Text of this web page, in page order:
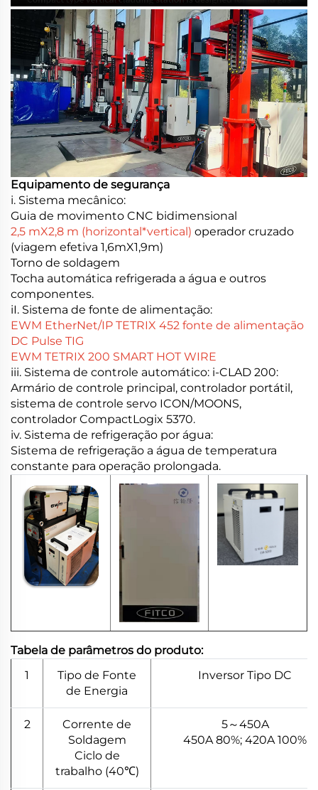
Equipamento de segurança
i. Sistema mecânico:
Guia de movimento CNC bidimensional
2,5 mX2,8 m (horizontal*vertical) operador cruzado
(viagem efetiva 1,6mX1,9m)
Torno de soldagem
Tocha automática refrigerada a água e outros
componentes.
iI. Sistema de fonte de alimentação:
EWM EtherNet/IP TETRIX 452 fonte de alimentação
DC Pulse TIG
EWM TETRIX 200 SMART HOT WIRE
iii. Sistema de controle automático: i-CLAD 200:
Armário de controle principal, controlador portátil,
sistema de controle servo ICON/MOONS,
controlador CompactLogix 5370.
iv. Sistema de refrigeração por água:
Sistema de refrigeração a água de temperatura
constante para operação prolongada.
Tabela de parâmetros do produto:
1
Tipo de Fonte
de Energia
Inversor Tipo DC
2
Corrente de
Soldagem
Ciclo de
trabalho (40℃)
5～450A
450A 80%; 420A 100%